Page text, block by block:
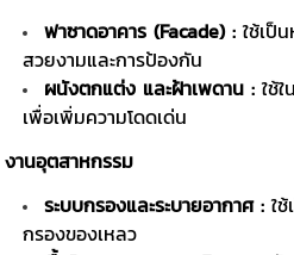
ฟาซาดอาคาร (Facade) : ใช้เป็
สวยงามและการป้องกัน
ผนังตกแต่ง และฝ้าเพดาน : ใช้
เพื่อเพิ่มความโดดเด่น
งานอุตสาหกรรม
ระบบกรองและระบายอากาศ : ใ
กรองของเหลว